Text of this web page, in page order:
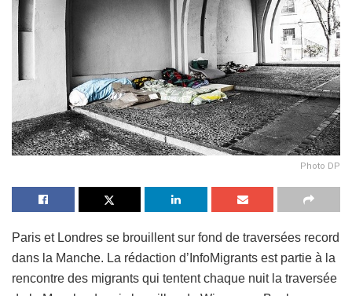
Photo DP
Paris et Londres se brouillent sur fond de traversées record
dans la Manche. La rédaction d’InfoMigrants est partie à la
rencontre des migrants qui tentent chaque nuit la traversée